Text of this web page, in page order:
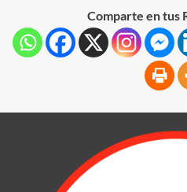
Comparte en tus